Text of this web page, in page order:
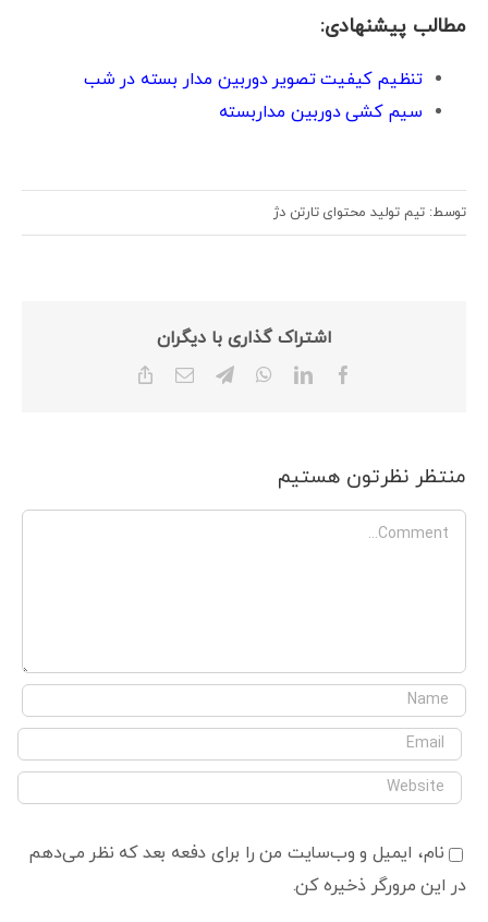
مطالب پیشنهادی:
تنظیم کیفیت تصویر دوربین مدار بسته در شب
سیم کشی دوربین مداربسته
توسط: تیم تولید محتوای تارتن دژ
اشتراک گذاری با دیگران
Facebook
LinkedIn
WhatsApp
Telegram
Email
منتظر نظرتون هستیم
Comment
نام، ایمیل و وب‌سایت من را برای دفعه بعد که نظر می‌دهم
در این مرورگر ذخیره کن.